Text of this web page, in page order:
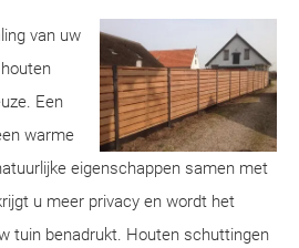
van uw
Een
warme
eigenschappen samen met
u meer privacy en wordt het
tuin benadrukt. Houten schuttingen